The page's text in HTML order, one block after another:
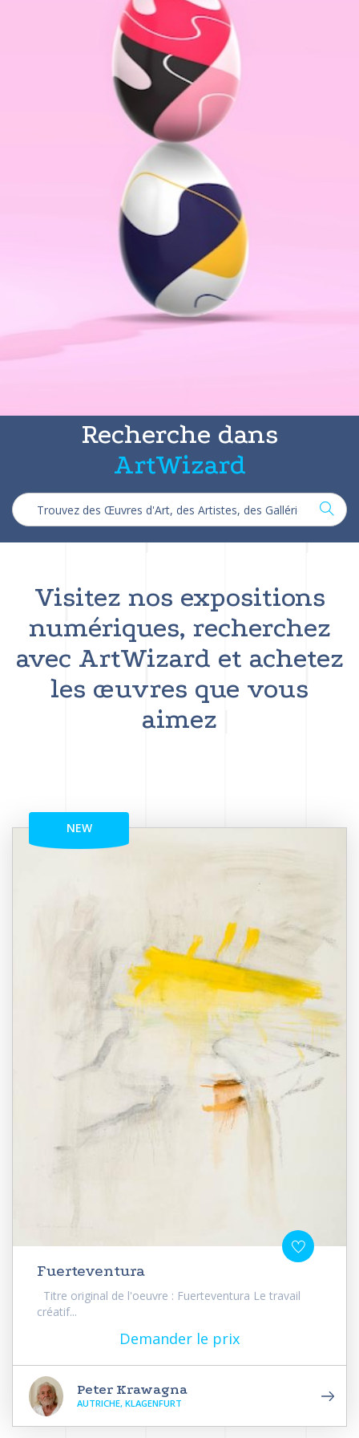
Recherche dans
ArtWizard
Visitez nos expositions
numériques, recherchez
avec ArtWizard et achetez
les œuvres que vous
aimez
NEW
Fuerteventura
Titre original de l'oeuvre : Fuerteventura Le travail
créatif...
Demander le prix
Peter Krawagna
AUTRICHE, KLAGENFURT